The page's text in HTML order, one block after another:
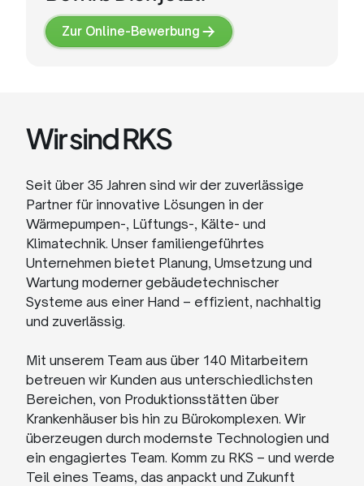
Zur Online-Bewerbung
Zur
Wir sind RKS
Seit über 35 Jahren sind wir der zuverlässige
Partner für innovative Lösungen in der
Wärmepumpen-, Lüftungs-, Kälte- und
Klimatechnik. Unser familiengeführtes
Unternehmen bietet Planung, Umsetzung und
Wartung moderner gebäudetechnischer
Systeme aus einer Hand – effizient, nachhaltig
und zuverlässig.
Mit unserem Team aus über 140 Mitarbeitern
betreuen wir Kunden aus unterschiedlichsten
Bereichen, von Produktionsstätten über
Krankenhäuser bis hin zu Bürokomplexen. Wir
überzeugen durch modernste Technologien und
ein engagiertes Team. Komm zu RKS – und werde
Teil eines Teams, das anpackt und Zukunft